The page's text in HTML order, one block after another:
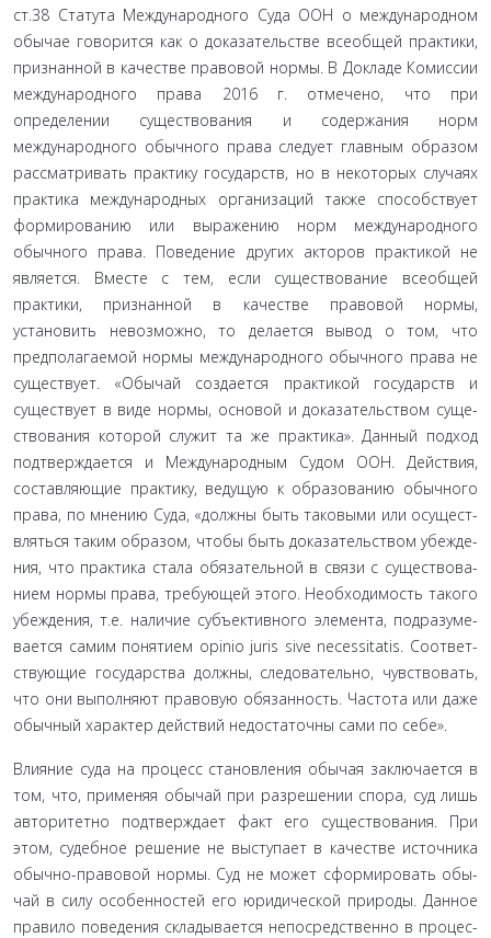
ст.38 Статута Международного Суда ООН о международном
обычае говорится как о доказательстве всеобщей практики,
признанной в качестве правовой нормы. В Докладе Комиссии
международного права 2016 г. отмечено, что при
определении существования и содержания норм
международного обычно­го права следует главным образом
рассматривать практику государств, но в некоторых случаях
практика международных организаций также способствует
формированию или выра­жению норм международного
обычного права. Поведение других акторов практикой не
является. Вместе с тем, если существование всеобщей
практики, признанной в качестве правовой нормы,
установить невозможно, то делается вывод о том, что
предполагаемой нормы международного обычного права не
существует. «Обычай создается практикой государств и
существует в виде нормы, основой и доказательством суще­
ствования которой служит та же практика». Данный подход
подтверждается и Международным Судом ООН. Действия,
составляющие практику, ведущую к образованию обычного
права, по мнению Суда, «должны быть таковыми или осущест­
вляться таким образом, чтобы быть доказательством убежде­
ния, что практика стала обязательной в связи с существова­
нием нормы права, требующей этого. Необходимость такого
убеждения, т.е. наличие субъективного элемента, подразуме­
вается самим понятием opinio juris sive necessitatis. Соответ­
ствующие государства должны, следовательно, чувствовать,
что они выполняют правовую обязанность. Частота или даже
обычный характер действий недостаточны сами по себе».
Влияние суда на процесс становления обычая заключает­ся в
том, что, применяя обычай при разрешении спора, суд лишь
авторитетно подтверждает факт его существования. При
этом, судебное решение не выступает в качестве источника
обычно-правовой нормы. Суд не может сформировать обы­
чай в силу особенностей его юридической природы. Данное
правило поведения складывается непосредственно в процес­